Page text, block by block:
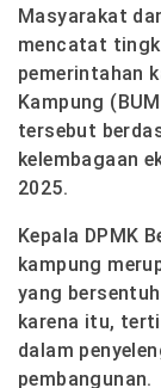
Masyarakat
mencatat
pemerintahan
Kampung
tersebut
kelembagaan
2025.
Kepala DPMK
kampung
yang
karena itu,
dalam
pembangunan.